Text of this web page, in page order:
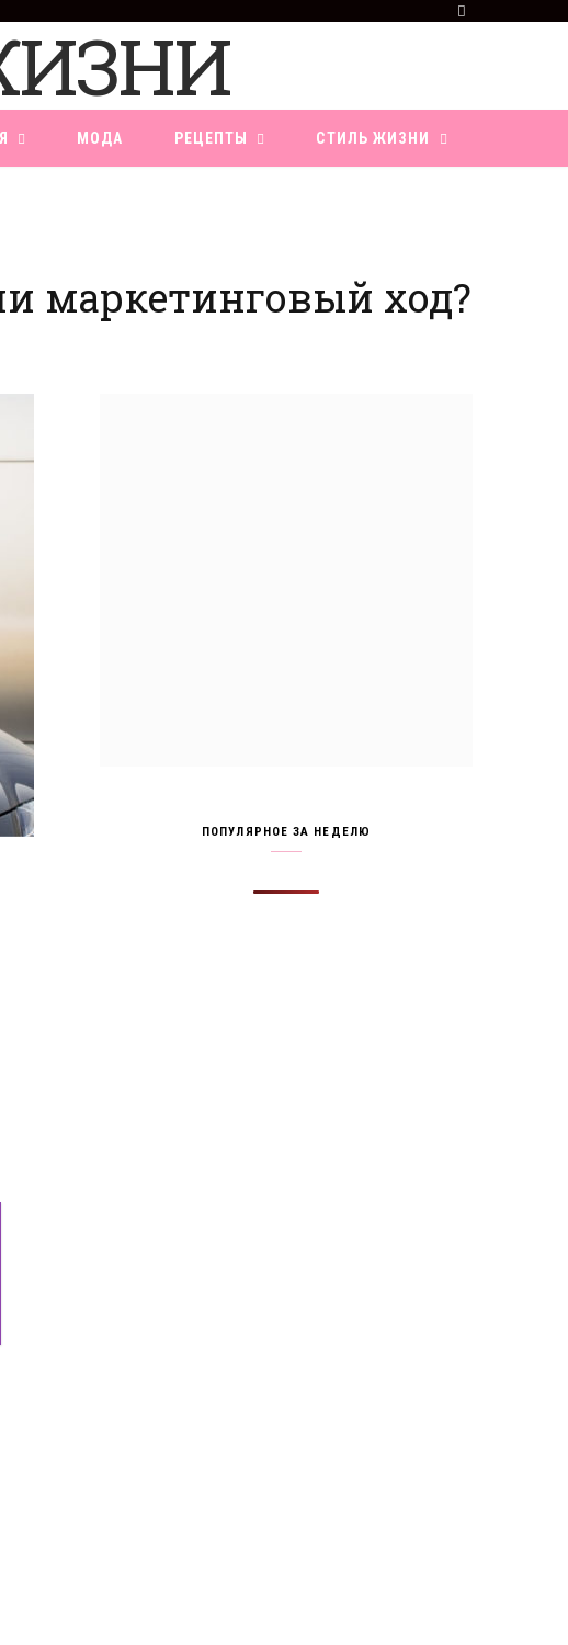
k
МОДА РЕЦЕПТЫ СТИЛЬ ЖИЗНИ
маркетинговый ход?
ПОПУЛЯРНОЕ ЗА НЕДЕЛЮ